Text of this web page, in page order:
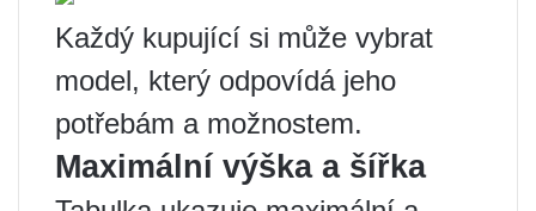
Každý kupující si může vybrat
model, který odpovídá jeho
potřebám a možnostem.
Maximální výška a šířka